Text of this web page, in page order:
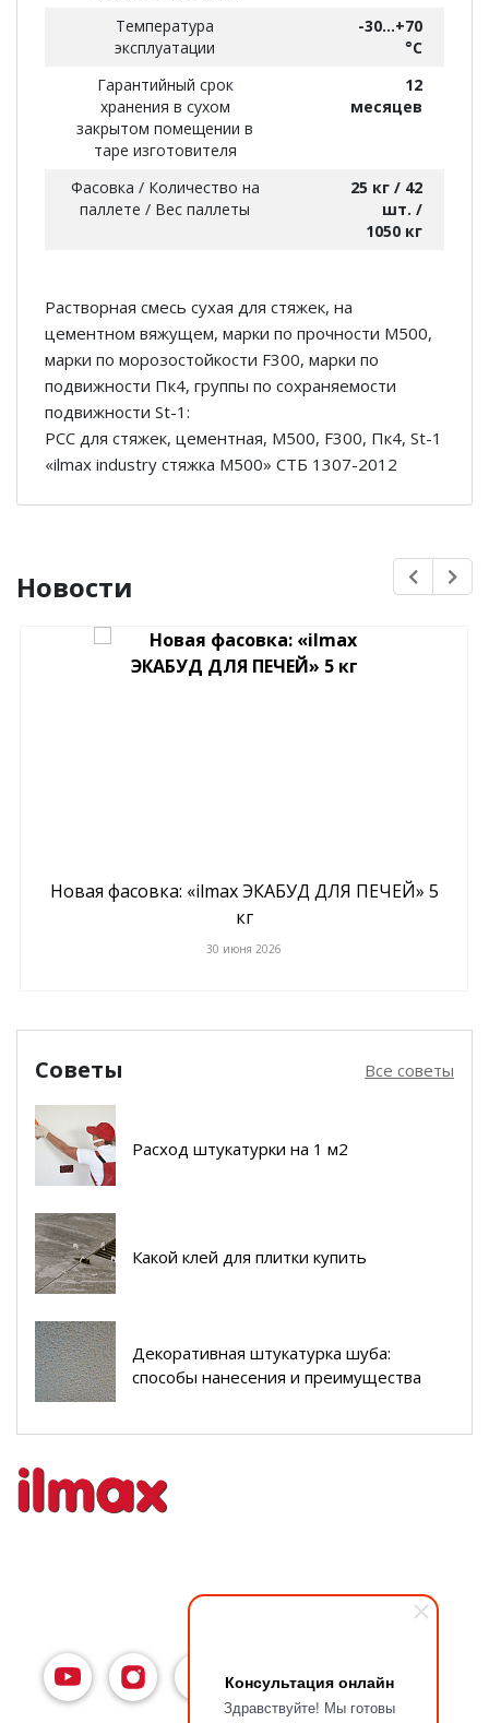
Консультация онлайн
Здравствуйте! Мы готовы
Температура
эксплуатации
-30...+70
°С
Гарантийный срок
хранения в сухом
закрытом помещении в
таре изготовителя
12
месяцев
Фасовка / Количество на
паллете / Вес паллеты
25 кг / 42
шт. /
1050 кг
Растворная смесь сухая для стяжек, на
цементном вяжущем, марки по прочности М500,
марки по морозостойкости F300, марки по
подвижности Пк4, группы по сохраняемости
подвижности St-1:
РСС для стяжек, цементная, М500, F300, Пк4, St-1
«ilmax industry стяжка М500» СТБ 1307-2012
Новости
Новая фасовка: «ilmax ЭКАБУД ДЛЯ ПЕЧЕЙ» 5
кг
30 июня 2026
Советы Все советы
Расход штукатурки на 1 м2
Какой клей для плитки купить
Декоративная штукатурка шуба:
способы нанесения и преимущества